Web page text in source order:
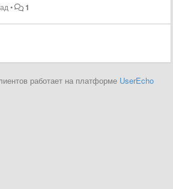
• 1
работает на платформе UserEcho